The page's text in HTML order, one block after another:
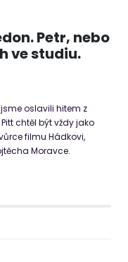
Petr, nebo
ve studiu.
oslavili hitem z
chtěl být vždy jako
filmu Hádkovi,
Moravce.